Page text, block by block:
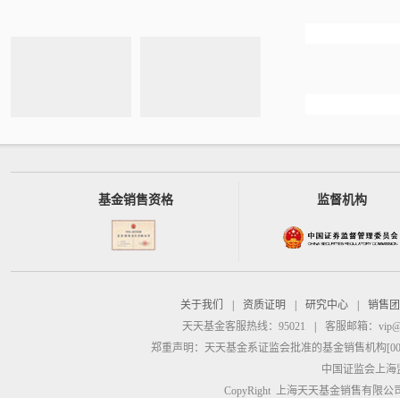
基金销售资格 监督机构
关于我们 资质证明 研究中心
销售
天天基金客服热线：95021
客服邮箱：
郑重声明： 天天基金系证监会批准的基金销售机构
中国证监会上
CopyRight 上海天天基金销售有限